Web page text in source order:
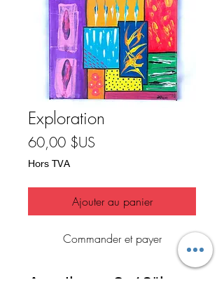
Exploration
60,00 $US
Hors TVA
Ajouter au panier
Commander et payer
Acrylic on 8x10"in